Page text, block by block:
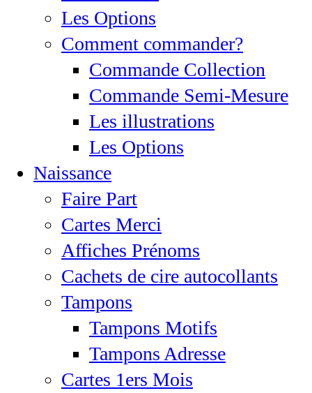
Les Options
Comment commander?
Commande Collection
Commande Semi-Mesure
Les illustrations
Les Options
Naissance
Faire Part
Cartes Merci
Affiches Prénoms
Cachets de cire autocollants
Tampons
Tampons Motifs
Tampons Adresse
Cartes 1ers Mois